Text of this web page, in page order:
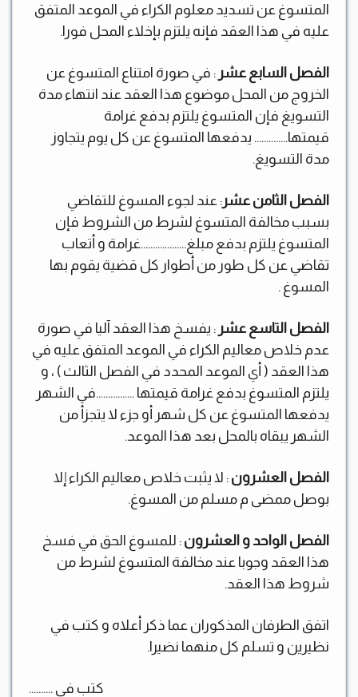
المتسوغ عن تسديد معلوم الكراء في الموعد المتفق
عليه في هذا العقد فإنه يلتزم بإخلاء المحل فورا.
الفصل السابع عشر : في صورة امتناع المتسوغ عن
الخروج من المحل موضوع هذا العقد عند انتهاء مدة
التسويغ فإن المتسوغ يلتزم بدفع غرامة
قيمتها………….. يدفعها المتسوغ عن كل يوم يتجاوز
مدة التسويغ.
الفصل الثامن عشر : عند لجوء المسوغ للتقاضي
بسبب مخالفة المتسوغ لشرط من الشروط فإن
المتسوغ يلتزم بدفع مبلغ……………….غرامة و أتعاب
تقاضي عن كل طور من أطوار كل قضية يقوم بها
المسوغ .
الفصل التاسع عشر : يفسخ هذا العقد آليا في صورة
عدم خلاص معاليم الكراء في الموعد المتفق عليه في
هذا العقد ( أي الموعد المحدد في الفصل الثالث ) ، و
يلتزم المتسوغ بدفع غرامة قيمتها …………….في الشهر
يدفعها المتسوغ عن كل شهر أو جزء لا يتجزأ من
الشهر يبقاه بالمحل بعد هذا الموعد.
الفصل العشرون : لا يثبت خلاص معاليم الكراء إلا
بوصل ممضى م مسلم من المسوغ.
الفصل الواحد و العشرون : للمسوغ الحق في فسخ
هذا العقد وجوبا عند مخالفة المتسوغ لشرط من
شروط هذا العقد.
اتفق الطرفان المذكوران عما ذكر أعلاه و كتب في
نظيرين و تسلم كل منهما نضيرا.
كتب في ……….